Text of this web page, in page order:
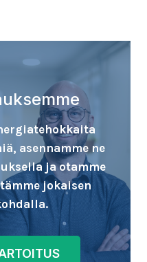
asennamme ne
ja otamme
jokaisen